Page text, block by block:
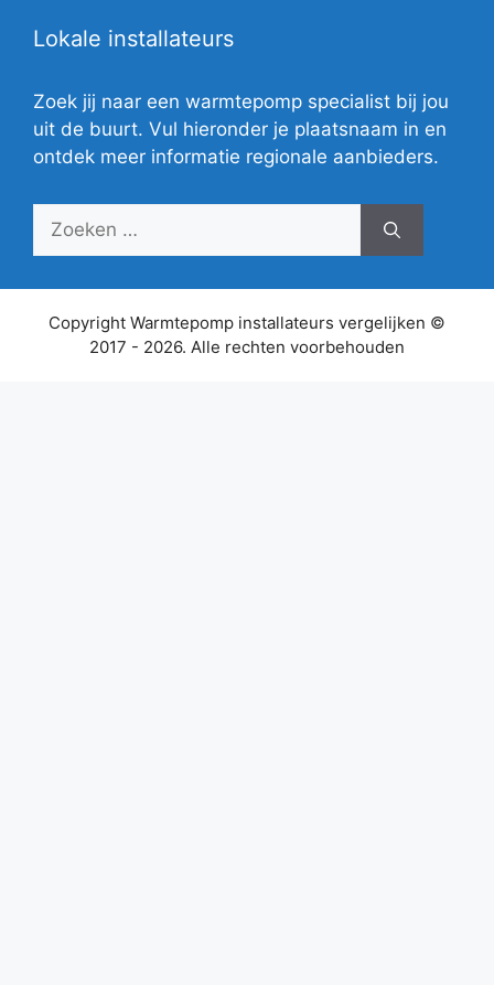
Lokale installateurs
Zoek jij naar een warmtepomp specialist bij jou
uit de buurt. Vul hieronder je plaatsnaam in en
ontdek meer informatie regionale aanbieders.
Zoek
Copyright Warmtepomp installateurs vergelijken ©
2017 - 2026. Alle rechten voorbehouden